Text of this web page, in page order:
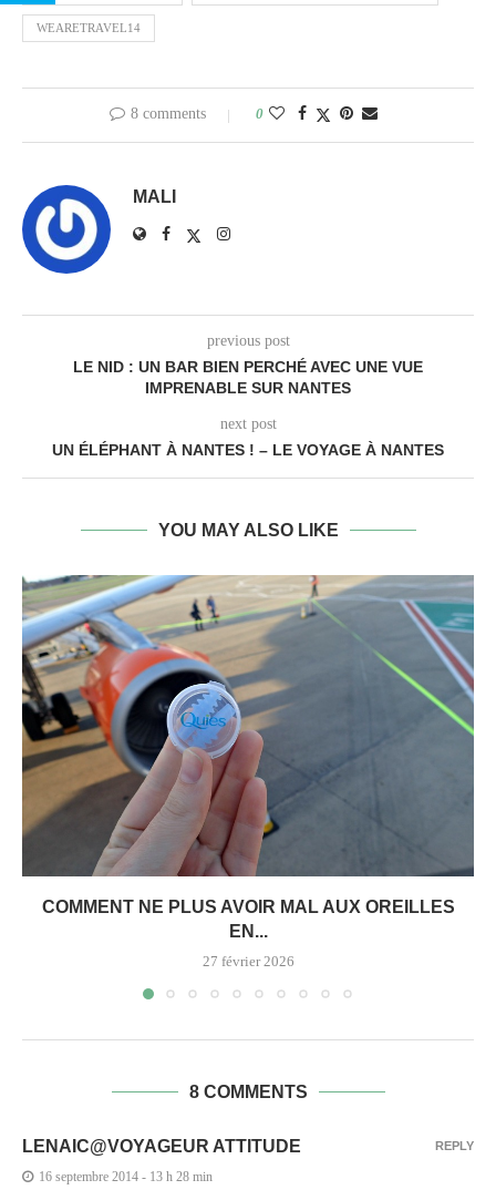
WEARETRAVEL14
8 comments 0
MALI
previous post
LE NID : UN BAR BIEN PERCHÉ AVEC UNE VUE
IMPRENABLE SUR NANTES
next post
UN ÉLÉPHANT À NANTES ! – LE VOYAGE À NANTES
YOU MAY ALSO LIKE
COMMENT NE PLUS AVOIR MAL AUX OREILLES
EN...
27 février 2026
8 COMMENTS
LENAIC@VOYAGEUR ATTITUDE
16 septembre 2014 - 13 h 28 min
REPLY